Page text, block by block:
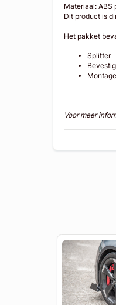
Materiaal: ABS
Dit product is
Het pakket
Splitter
Voor meer